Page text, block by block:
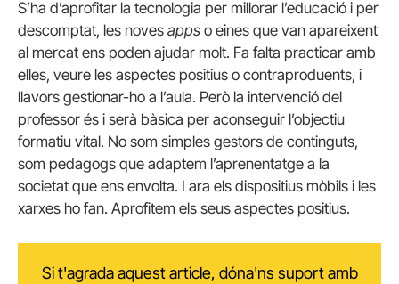
S’ha d’aprofitar la tecnologia per millorar l’educació i per
descomptat, les noves apps o eines que van apareixent
al mercat ens poden ajudar molt. Fa falta practicar amb
elles, veure les aspectes positius o contraproduents, i
llavors gestionar-ho a l’aula. Però la intervenció del
professor és i serà bàsica per aconseguir l’objectiu
formatiu vital. No som simples gestors de continguts,
som pedagogs que adaptem l’aprenentatge a la
societat que ens envolta. I ara els dispositius mòbils i les
xarxes ho fan. Aprofitem els seus aspectes positius.
Si t'agrada aquest article, dóna'ns suport amb